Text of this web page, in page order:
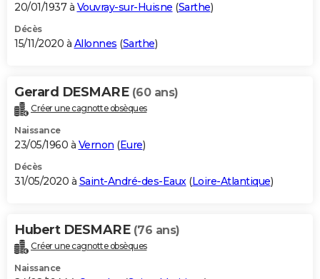
20/01/1937 à Vouvray-sur-Huisne (Sarthe)
Décès
15/11/2020 à Allonnes (Sarthe)
Gerard DESMARE (60 ans)
Créer une cagnotte obsèques
Naissance
23/05/1960 à Vernon (Eure)
Décès
31/05/2020 à Saint-André-des-Eaux(Loire-Atlantique)
Hubert DESMARE (76 ans)
Créer une cagnotte obsèques
Naissance